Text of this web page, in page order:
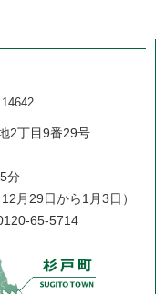
2丁目9番29号
分
月29日から1月3日）
65-5714